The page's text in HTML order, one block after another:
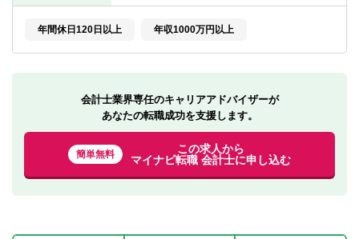
求人情報
年間休日120日以上 年収1000万円以上
会計士業界専任のキャリアアドバイザーが
あなたの転職成功を支援します。
簡単無料
この求人から
マイナビ転職 会計士に申し込む